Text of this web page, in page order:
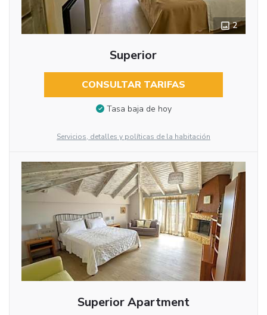
2
Superior
CONSULTAR TARIFAS
Tasa baja de hoy
Servicios, detalles y políticas de la habitación
Superior Apartment